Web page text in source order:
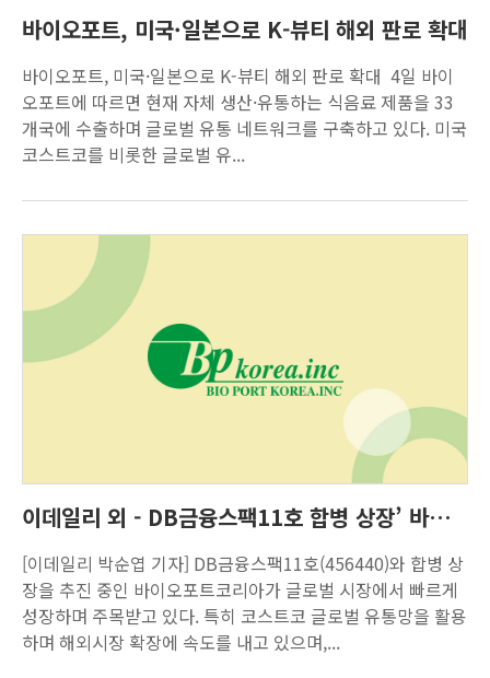
바이오포트, 미국·일본으로 K-뷰티 해외 판로 확대
바이오포트, 미국·일본으로 K-뷰티 해외 판로 확대 4일 바이
오포트에 따르면 현재 자체 생산·유통하는 식음료 제품을 33
개국에 수출하며 글로벌 유통 네트워크를 구축하고 있다. 미국
코스트코를 비롯한 글로벌 유...
이데일리 외 - DB금융스팩11호 합병 상장’ 바이오포트코리아, 해외시장 확장 속도
[이데일리 박순엽 기자] DB금융스팩11호(456440)와 합병 상
장을 추진 중인 바이오포트코리아가 글로벌 시장에서 빠르게
성장하며 주목받고 있다. 특히 코스트코 글로벌 유통망을 활용
하며 해외시장 확장에 속도를 내고 있으며,...